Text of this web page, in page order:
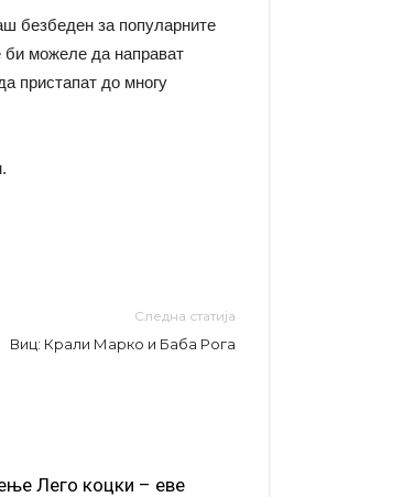
безбеден за популарните
би можеле да направат
пристапат до многу
Следна статија
Виц: Крали Марко и Баба Рога
Лего коцки – еве